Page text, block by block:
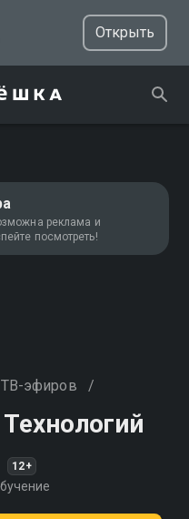
Открыть
реклама и
посмотреть!
ТВ-эфиров /
12+